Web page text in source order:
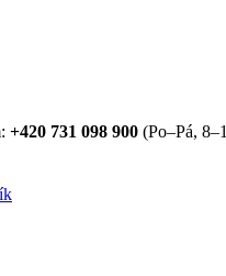
+420 731 098 900 (Po–Pá,